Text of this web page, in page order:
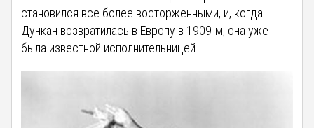
становился все более восторженными, и, когда
Дункан возвратилась в Европу в 1909-м, она уже
была известной исполнительницей.